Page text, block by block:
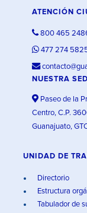
ATENCIÓN
800 465
477 274
NUESTRA
Paseo de la
Centro, C.P.
Guanajuato,
UNIDAD DE
Directorio
Estructura
Tabulador de